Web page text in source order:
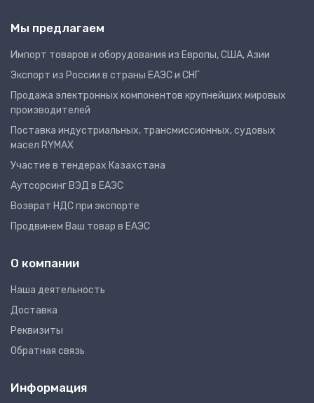
Мы предлагаем
Импорт товаров и оборудования из Европы, США, Азии
Экспорт из России в страны ЕАЭС и СНГ
Продажа электронных компонентов крупнейших мировых
производителей
Поставка индустриальных, трансмиссионных, судовых
масел RYMAX
Участие в тендерах Казахстана
Аутсорсинг ВЭД в ЕАЭС
Возврат НДС при экспорте
Продвинем Ваш товар в ЕАЭС
О компании
Наша деятельность
Доставка
Реквизиты
Обратная связь
Информация